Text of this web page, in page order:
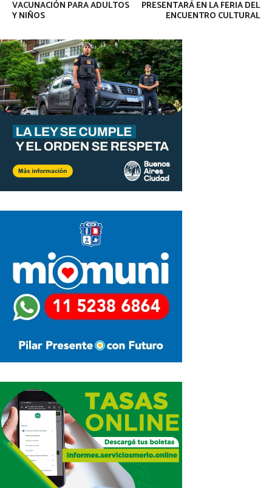
VACUNACIÓN PARA ADULTOS
Y NIÑOS
PRESENTARÁ EN LA FERIA DEL
ENCUENTRO CULTURAL